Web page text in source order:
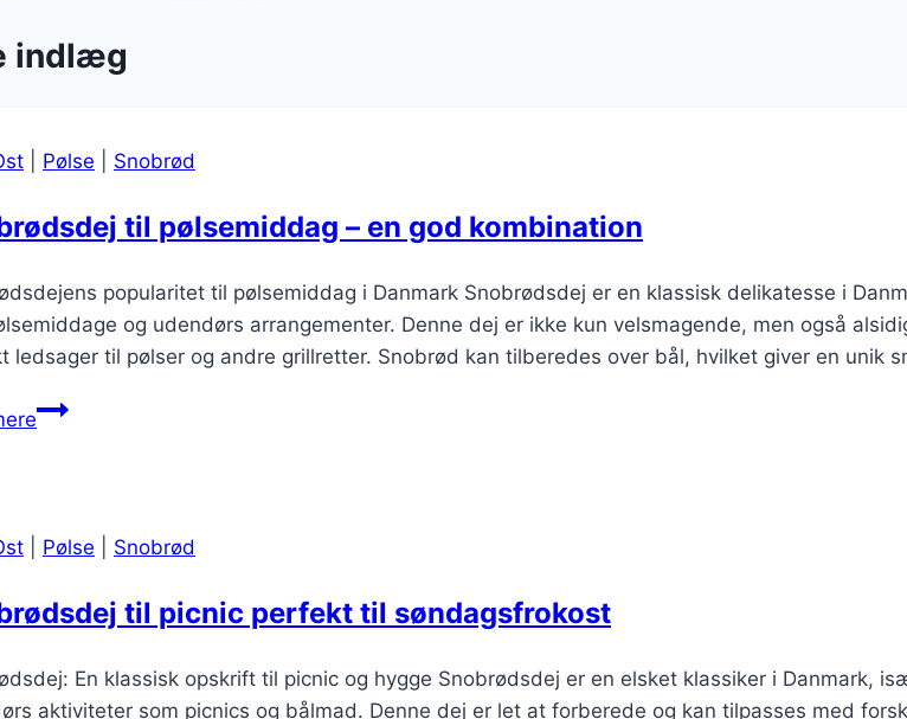
indlæg
Pølse Snobrød
til pølsemiddag – en god kombination
popularitet til pølsemiddag i Danmark Snobrødsdej er en klassisk delikatesse i
og udendørs arrangementer. Denne dej er ikke kun velsmagende, men også
ledsager til pølser og andre grillretter. Snobrød kan tilberedes over bål, hvilket giver en unik
Snobrødsdej
en
kombination
Pølse Snobrød
til picnic perfekt til søndagsfrokost
En klassisk opskrift til picnic og hygge Snobrødsdej er en elsket klassiker i Danmark,
aktiviteter som picnics og bålmad. Denne dej er let at forberede og kan tilpasses med